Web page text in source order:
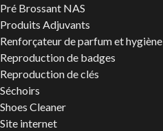
Pré Brossant NAS
Produits Adjuvants
Renforçateur de parfum et hygiène
Reproduction de badges
Reproduction de clés
Séchoirs
Shoes Cleaner
Site internet